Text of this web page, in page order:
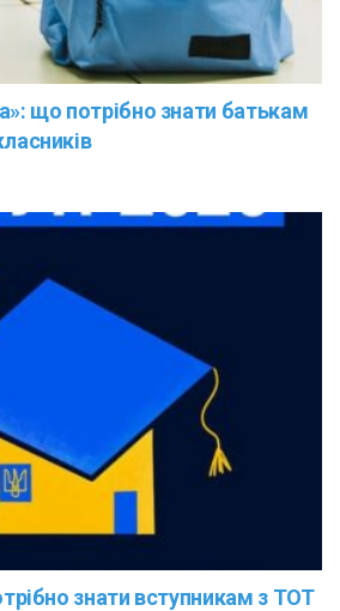
що потрібно знати батькам
знати вступникам з ТОТ